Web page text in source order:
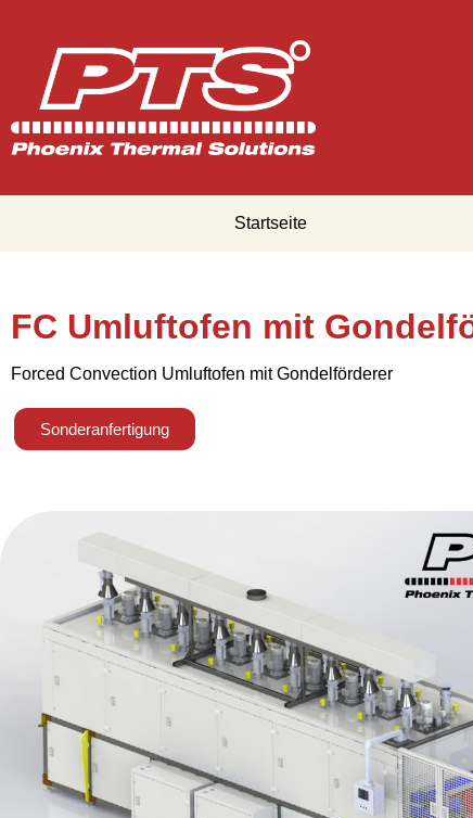
Startseite
FC Umluftofen mit
Forced Convection Umluftofen mit Gondelförderer
Sonderanfertigung